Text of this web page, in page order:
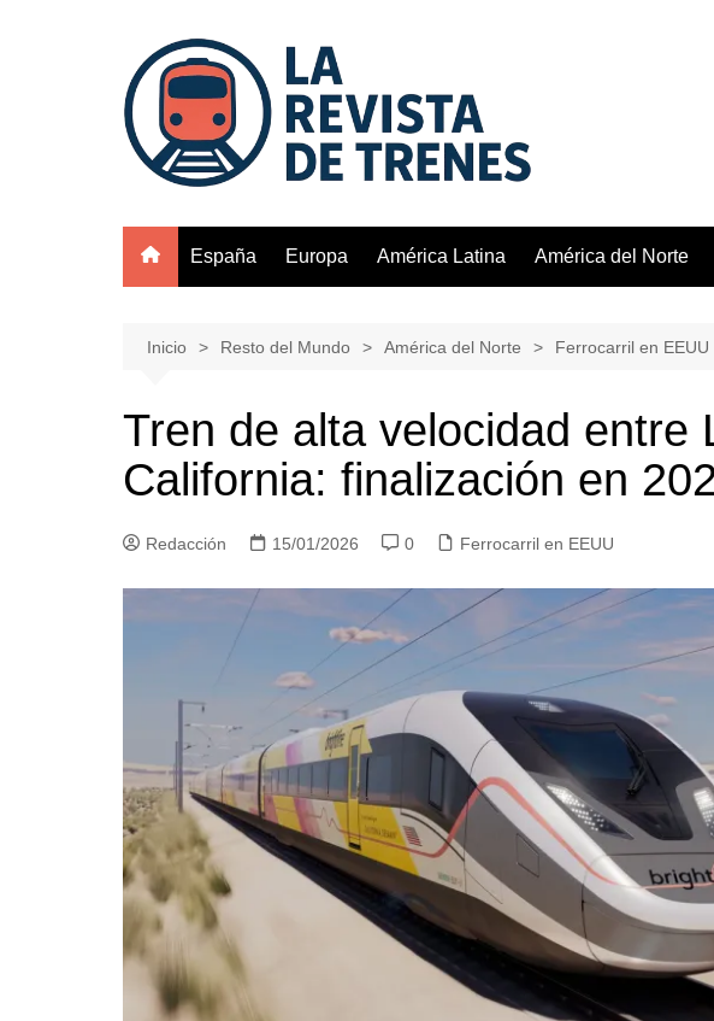
España Europa América Latina América del Norte
Inicio Resto del Mundo América del Norte Ferrocarril en EEUU
Tren de alta velocidad entre
California: finalización en
Redacción 15/01/2026 0 Ferrocarril en EEUU